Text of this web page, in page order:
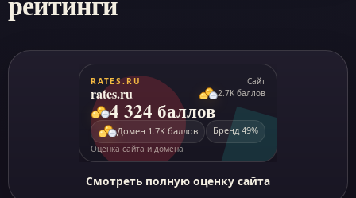
Смотреть полную оценку сайта